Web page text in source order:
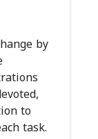
by
to
task.